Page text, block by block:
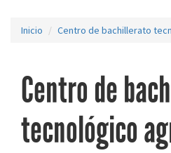
Inicio Centro de bachillerato
Centro de
tecnológico